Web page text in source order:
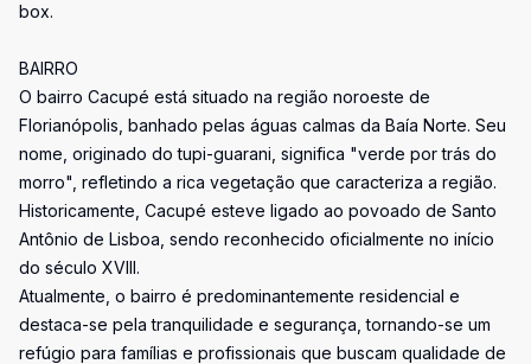
box.
BAIRRO
O bairro Cacupé está situado na região noroeste de
Florianópolis, banhado pelas águas calmas da Baía Norte. Seu
nome, originado do tupi-guarani, significa "verde por trás do
morro", refletindo a rica vegetação que caracteriza a região.
Historicamente, Cacupé esteve ligado ao povoado de Santo
Antônio de Lisboa, sendo reconhecido oficialmente no início
do século XVIII.
Atualmente, o bairro é predominantemente residencial e
destaca-se pela tranquilidade e segurança, tornando-se um
refúgio para famílias e profissionais que buscam qualidade de